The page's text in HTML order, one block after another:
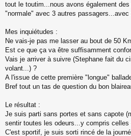
tout le toutim...nous avons également
"normale" avec 3 autres
Mes inquiétudes :
Ne vais-je pas me lasser au bout de 50
Est ce que ça va être suffisamment
Vais je arriver à suivre (Stephane fait du
volant...) ?
A l'issue de cette première "longue"
Bref tout un tas de question du bon
Le résultat :
Je suis parti sans portes et sans capote
sentir toutes les odeurs...y compris
C'est sportif, je suis sorti rincé de la